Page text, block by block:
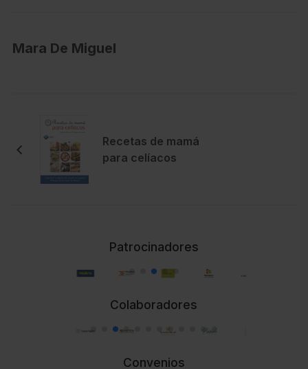
Mara De Miguel
Recetas de mamá
para celíacos
Patrocinadores
Colaboradores
Convenios